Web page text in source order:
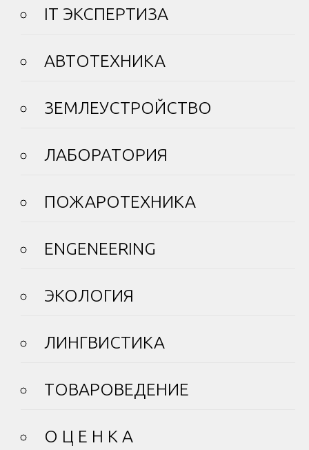
IT ЭКСПЕРТИЗА
АВТОТЕХНИКА
ЗЕМЛЕУСТРОЙСТВО
ЛАБОРАТОРИЯ
ПОЖАРОТЕХНИКА
ENGENEERING
ЭКОЛОГИЯ
ЛИНГВИСТИКА
ТОВАРОВЕДЕНИЕ
О Ц Е Н К А